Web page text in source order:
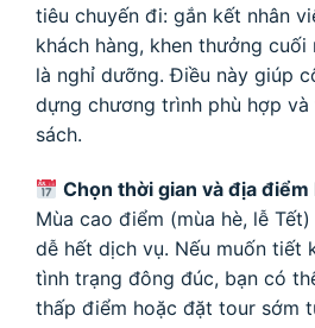
tiêu chuyến đi: gắn kết nhân
khách hàng, khen thưởng cuối
là nghỉ dưỡng. Điều này giúp
dựng chương trình phù hợp
sách.
Chọn thời gian và địa điểm
Mùa cao điểm (mùa hè, lễ
dễ hết dịch vụ. Nếu muốn tiết
tình trạng đông đúc, bạn có
thấp điểm hoặc đặt tour sớm